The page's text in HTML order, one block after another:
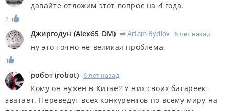
давайте отложим этот вопрос на 4 года.
2
Джиргодун (Alex65_DM) R Artem Bydlov 6 лет назад
ну это точно не великая проблема.
робот (robot) 6 лет назад
Кому он нужен в Китае? У них своих батареек
зватает. Переведут всех конкурентов по всему миру на